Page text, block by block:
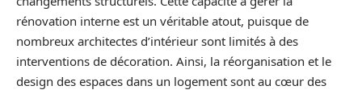
rénovation interne est un véritable atout, puisque de
nombreux architectes d’intérieur sont limités à des
interventions de décoration. Ainsi, la réorganisation et le
design des espaces dans un logement sont au cœur des